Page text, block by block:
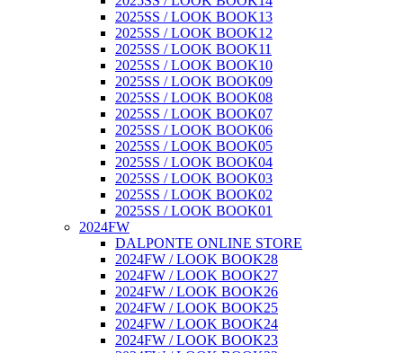
2025SS / LOOK BOOK13
2025SS / LOOK BOOK12
2025SS / LOOK BOOK11
2025SS / LOOK BOOK10
2025SS / LOOK BOOK09
2025SS / LOOK BOOK08
2025SS / LOOK BOOK07
2025SS / LOOK BOOK06
2025SS / LOOK BOOK05
2025SS / LOOK BOOK04
2025SS / LOOK BOOK03
2025SS / LOOK BOOK02
2025SS / LOOK BOOK01
2024FW
DALPONTE ONLINE STORE
2024FW / LOOK BOOK28
2024FW / LOOK BOOK27
2024FW / LOOK BOOK26
2024FW / LOOK BOOK25
2024FW / LOOK BOOK24
2024FW / LOOK BOOK23